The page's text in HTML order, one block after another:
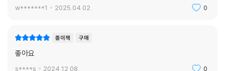
w*******1 2025.04.02. 0
종이책 구매
좋아요
s****s 2024.12.08. 0